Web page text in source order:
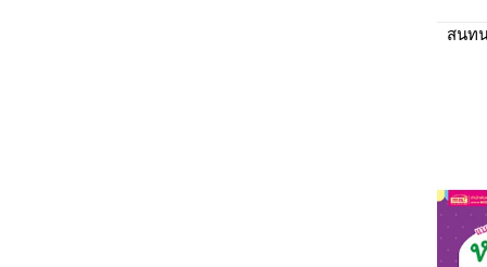
สนท